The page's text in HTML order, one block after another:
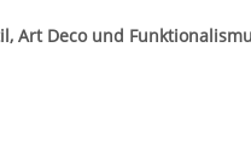
Art Deco und